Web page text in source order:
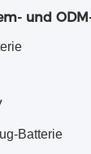
und
Batterie